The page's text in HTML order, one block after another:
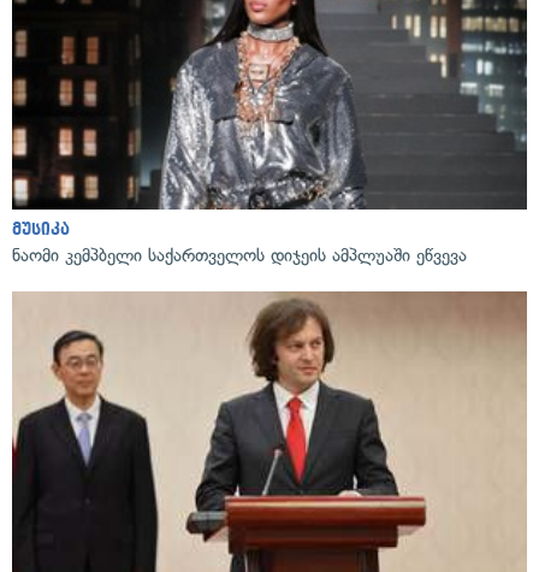
მუსიკა
ნაომი კემპბელი საქართველოს დიჯეის ამპლუაში ეწვევა